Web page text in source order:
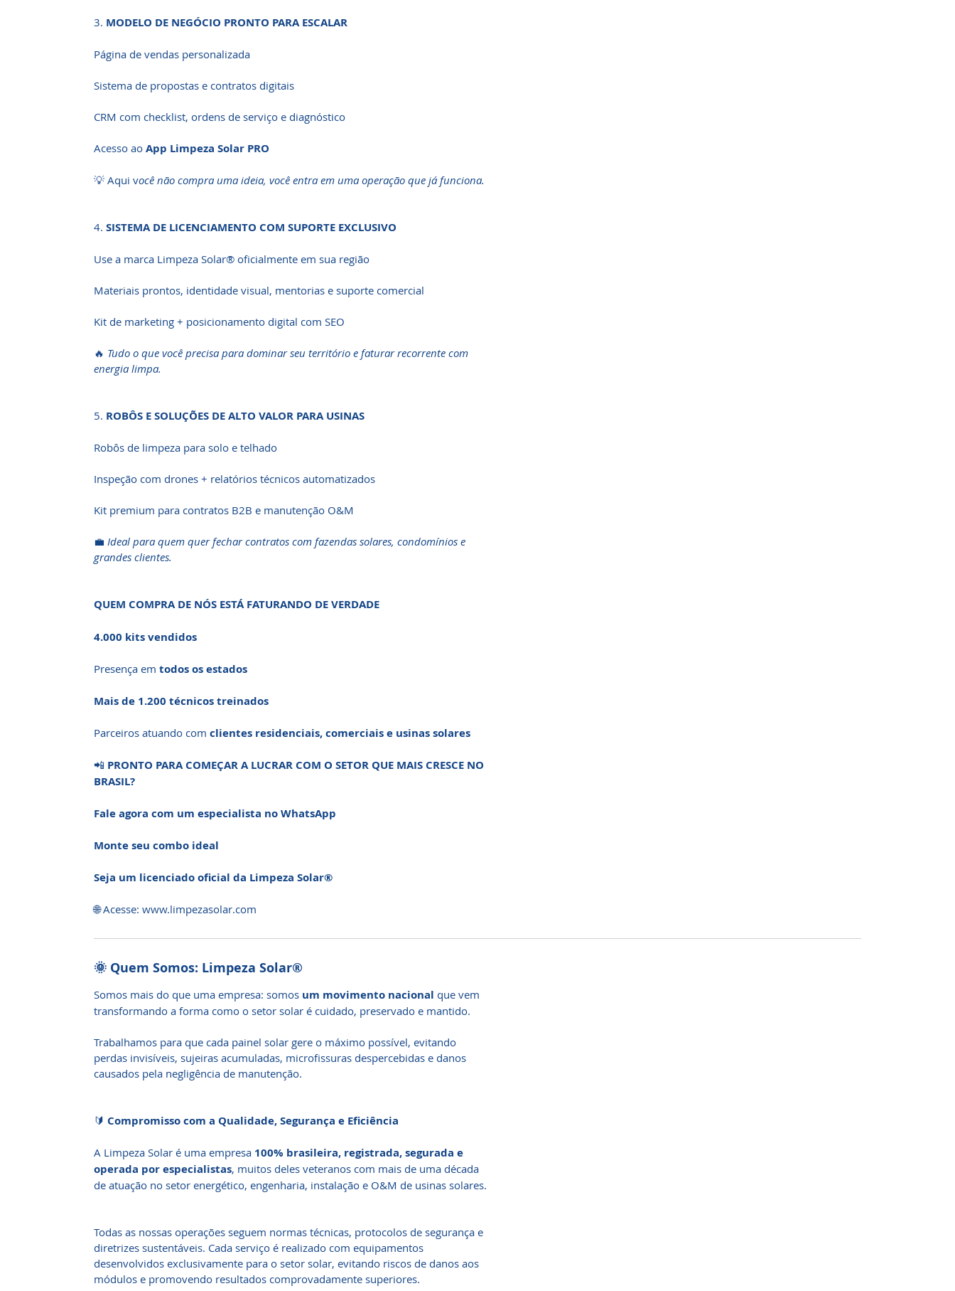
3. MODELO DE NEGÓCIO PRONTO PARA ESCALAR
Página de vendas personalizada
Sistema de propostas e contratos digitais
CRM com checklist, ordens de serviço e diagnóstico
Acesso ao App Limpeza Solar PRO
💡 Aqui você não compra uma ideia, você entra em uma operação que já funciona.
4. SISTEMA DE LICENCIAMENTO COM SUPORTE EXCLUSIVO
Use a marca Limpeza Solar® oficialmente em sua região
Materiais prontos, identidade visual, mentorias e suporte comercial
Kit de marketing + posicionamento digital com SEO
🔥 Tudo o que você precisa para dominar seu território e faturar recorrente com
energia limpa.
5. ROBÔS E SOLUÇÕES DE ALTO VALOR PARA USINAS
Robôs de limpeza para solo e telhado
Inspeção com drones + relatórios técnicos automatizados
Kit premium para contratos B2B e manutenção O&M
💼 Ideal para quem quer fechar contratos com fazendas solares, condomínios e
grandes clientes.
QUEM COMPRA DE NÓS ESTÁ FATURANDO DE VERDADE
4.000 kits vendidos
Presença em todos os estados
Mais de 1.200 técnicos treinados
Parceiros atuando com clientes residenciais, comerciais e usinas solares
📲 PRONTO PARA COMEÇAR A LUCRAR COM O SETOR QUE MAIS CRESCE NO
BRASIL?
Fale agora com um especialista no WhatsApp
Monte seu combo ideal
Seja um licenciado oficial da Limpeza Solar®
🌐 Acesse: www.limpezasolar.com
🌞 Quem Somos: Limpeza Solar®
Somos mais do que uma empresa: somos um movimento nacional que vem
transformando a forma como o setor solar é cuidado, preservado e mantido.
Trabalhamos para que cada painel solar gere o máximo possível, evitando
perdas invisíveis, sujeiras acumuladas, microfissuras despercebidas e danos
causados pela negligência de manutenção.
🔰 Compromisso com a Qualidade, Segurança e Eficiência
A Limpeza Solar é uma empresa 100% brasileira, registrada, segurada e
operada por especialistas, muitos deles veteranos com mais de uma década
de atuação no setor energético, engenharia, instalação e O&M de usinas solares.
Todas as nossas operações seguem normas técnicas, protocolos de segurança e
diretrizes sustentáveis. Cada serviço é realizado com equipamentos
desenvolvidos exclusivamente para o setor solar, evitando riscos de danos aos
módulos e promovendo resultados comprovadamente superiores.